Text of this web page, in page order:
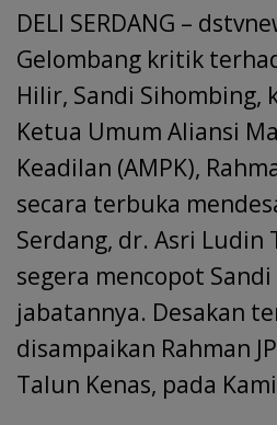
b
o
o
k
s
A
p
p
e
dI
n
l gr
a
m
ar
e
DELI SERDANG –
Gelombang kritik
Hilir, Sandi Sihombing,
Ketua Umum Aliansi
Keadilan (AMPK),
secara terbuka
Serdang, dr. Asri Ludin
segera mencopot
jabatannya. Desakan
disampaikan Rahman
Talun Kenas, pada